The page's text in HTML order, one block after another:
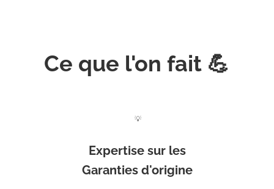
Ce que l'on fait 💪
💡
Expertise sur les
Garanties d'origine